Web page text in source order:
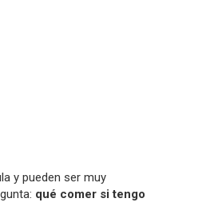
y pueden ser muy
qué comer si tengo